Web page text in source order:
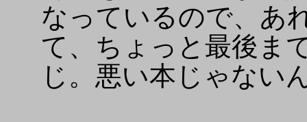
なっているので、あ
て、ちょっと最後ま
じ。悪い本じゃな